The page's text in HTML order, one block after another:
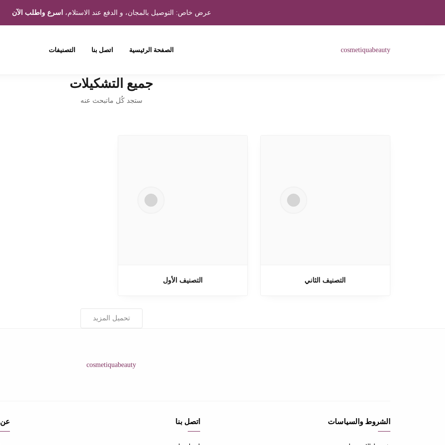
عرض خاص: التوصيل بالمجان، و الدفع عند الاستلام، اسرع واطلب الآن
الصفحة الرئيسية اتصل بنا التصنيفات cosmetiquabeauty
جميع التشكيلات
ستجد كُل ماتبحث عنه
التصنيف الثاني التصنيف الأول
تحميل المزيد
cosmetiquabeauty
الشروط والسياسات اتصل بنا عن